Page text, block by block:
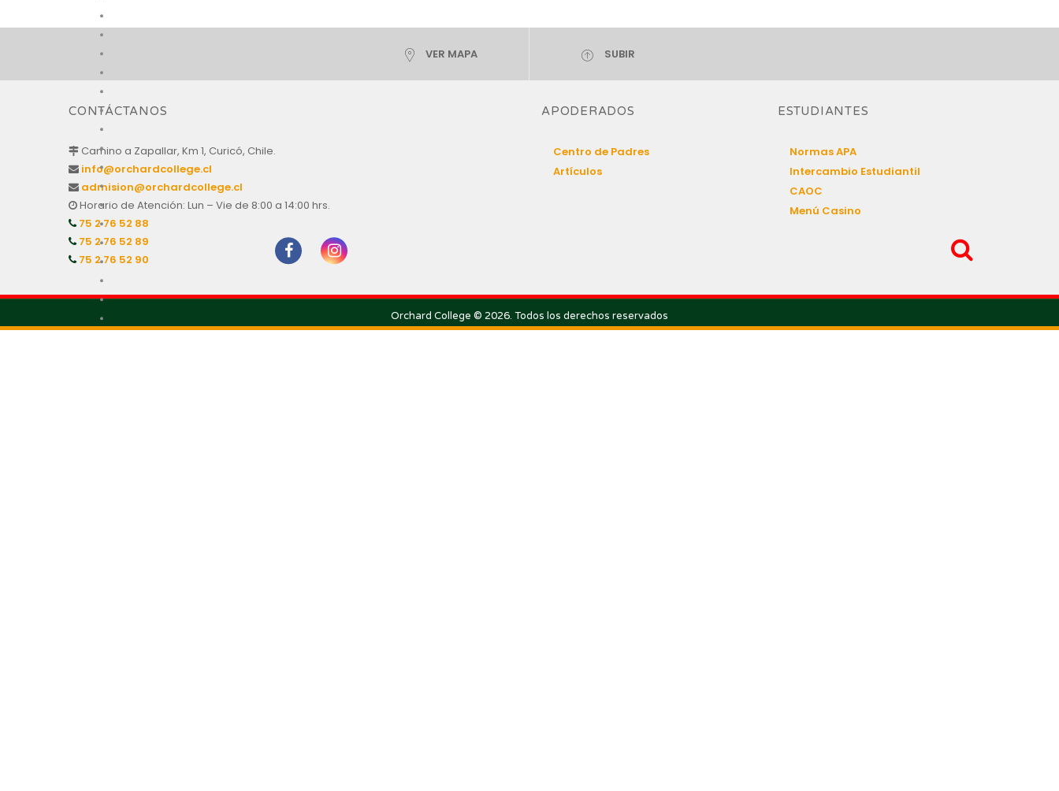
VER MAPA SUBIR
CONTÁCTANOS
Camino a Zapallar, Km 1, Curicó, Chile.
info@orchardcollege.cl
admision@orchardcollege.cl
Horario de Atención: Lun – Vie de 8:00 a 14:00 hrs.
75 2 76 52 88
75 2 76 52 89
75 2 76 52 90
APODERADOS
Centro de Padres
Artículos
ESTUDIANTES
Normas APA
Intercambio Estudiantil
CAOC
Menú Casino
Orchard College © 2026. Todos los derechos reservados